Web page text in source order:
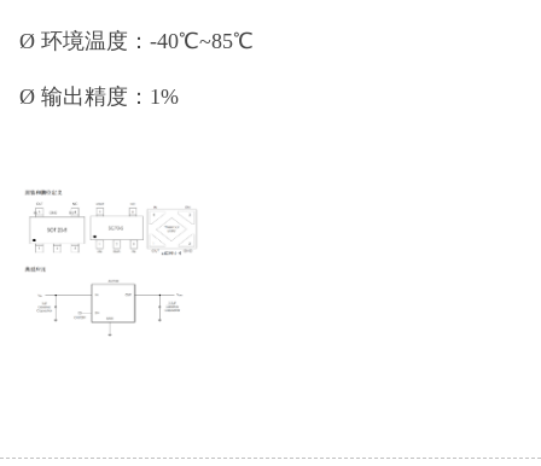
Ø 环境温度： -40℃~85℃
Ø 输出精度： 1%